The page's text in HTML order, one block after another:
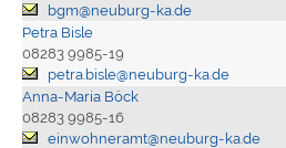
bgm@neuburg-ka.de
Petra Bisle
08283 9985-19
petra.bisle@neuburg-ka.de
Anna-Maria Böck
08283 9985-16
einwohneramt@neuburg-ka.de